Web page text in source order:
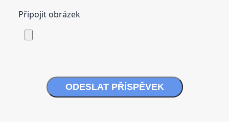
Připojit obrázek
ODESLAT PŘÍSPĚVEK